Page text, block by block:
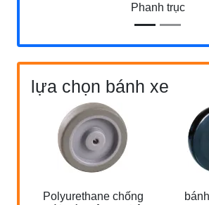
Phanh trục
lựa chọn bánh xe
Polyurethane chống